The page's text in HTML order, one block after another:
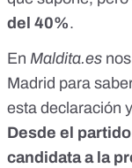
del 40%.
En Maldita.es
Madrid para
esta declaración
Desde el
candidata a la